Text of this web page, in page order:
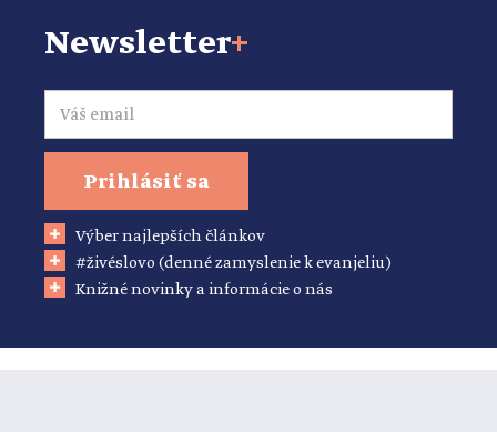
Newsletter+
Email
Prihlásiť sa
Výber najlepších článkov
#živéslovo (denné zamyslenie k evanjeliu)
Knižné novinky a informácie o nás